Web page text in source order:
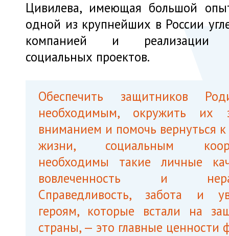
Цивилева, имеющая большой
одной из крупнейших в России
компанией и реализации
социальных проектов.
Обеспечить защитников
необходимым, окружить их
вниманием и помочь вернуться
жизни, социальным
необходимы такие личные
вовлеченность и
Справедливость, забота и
героям, которые встали на
страны, — это главные ценности